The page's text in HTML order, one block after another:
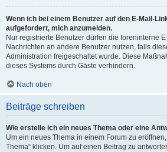
Wenn ich bei einem Benutzer auf den E-Mail-
aufgefordert, mich anzumelden.
Nur registrierte Benutzer dürfen die foreninterne
Nachrichten an andere Benutzer nutzen, falls
Administration freigeschaltet wurde. Diese
dieses Systems durch Gäste verhindern.
Nach oben
Beiträge schreiben
Wie erstelle ich ein neues Thema oder eine
Um ein neues Thema in einem Forum zu
Thema“ klicken. Um auf einen Beitrag zu